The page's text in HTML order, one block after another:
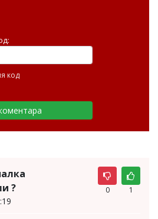
?
0 1
код